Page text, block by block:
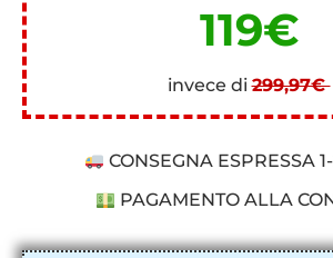
119€
invece di299,97€
CONSEGNA ESPRESSA
PAGAMENTO ALLA